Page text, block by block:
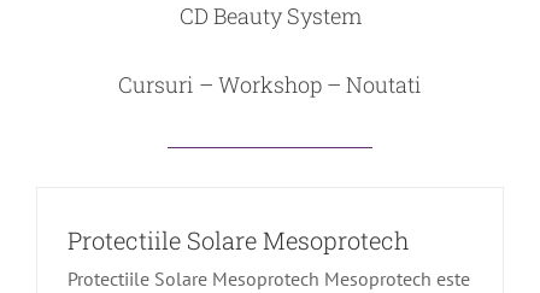
CD Beauty System
Cursuri – Workshop – Noutati
Protectiile Solare Mesoprotech
Protectiile Solare Mesoprotech Mesoprotech este